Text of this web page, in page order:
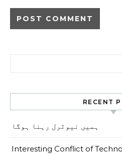
RECENT
ہمیں نیوٹرل رہنا ہوگا
Interesting Conflict of